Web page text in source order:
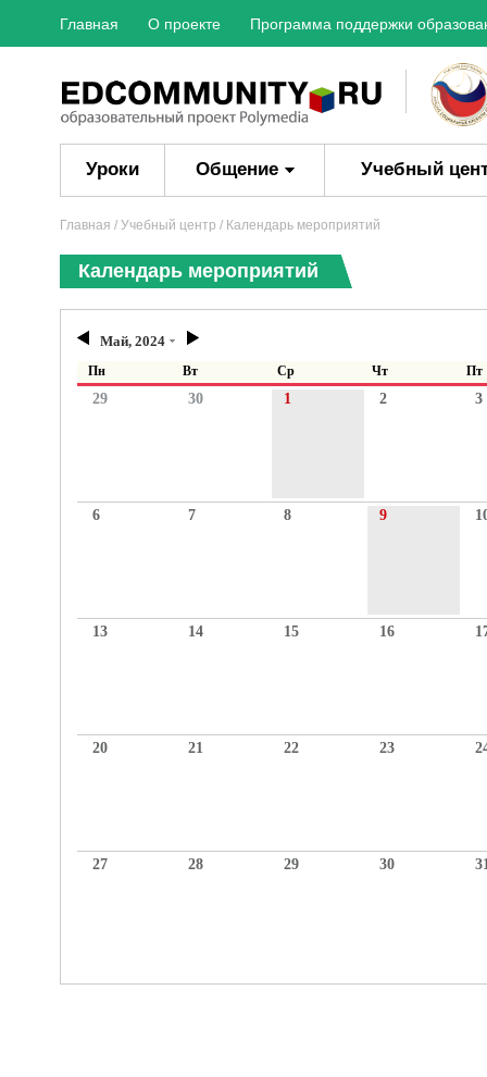
Главная О проекте Программа поддержки
Уроки Общение Учебный
Главная / Учебный центр / Календарь мероприятий
Календарь мероприятий
Май, 2024
Пн Вт Ср Чт Пт
29 30 1 2 3
6 7 8 9
13 14 15 16
20 21 22 23
27 28 29 30